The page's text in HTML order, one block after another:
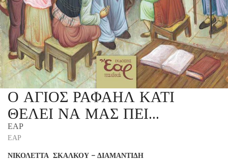
Ο ΑΓΙΟΣ ΡΑΦΑΗΛ ΚΑΤΙ
ΘΕΛΕΙ ΝΑ ΜΑΣ ΠΕΙ…
ΕΑΡ
ΕΑΡ
ΝΙΚΟΛΕΤΤΑ ΣΚΑΛΚΟΥ – ΔΙΑΜΑΝΤΙΔΗ